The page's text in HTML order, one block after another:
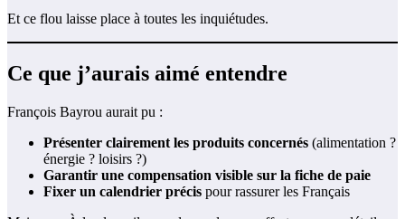
Et ce flou laisse place à toutes les inquiétudes.
Ce que j’aurais aimé entendre
François Bayrou aurait pu :
Présenter clairement les produits concernés (alimentation ?
énergie ? loisirs ?)
Garantir une compensation visible sur la fiche de paie
Fixer un calendrier précis pour rassurer les Français